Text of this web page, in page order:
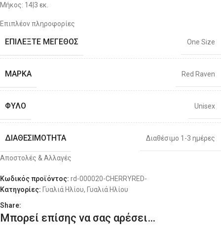
Μήκος: 14|3 εκ.
Ύψος: 4|6. εκ.
Μήκος Βραχίονα: 13.9 εκ.
Επιπλέον πληροφορίες
ΕΠΙΛΈΞΤΕ ΜΈΓΕΘΟΣ One Size
ΜΆΡΚΑ Red Raven
ΦΎΛΟ Unisex
ΔΙΑΘΕΣΙΜΌΤΗΤΑ Διαθέσιμο 1-3 ημέρες
Αποστολές & Αλλαγές
Κωδικός προϊόντος: rd-000020-CHERRYRED-
Κατηγορίες: Γυαλιά Ηλίου, Γυαλιά Ηλίου
Share:
Μπορεί επίσης να σας αρέσει…